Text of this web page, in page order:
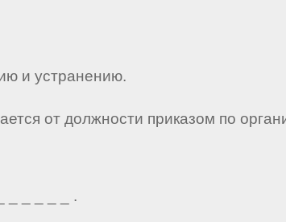
и устранению.
от должности приказом по
_ _ _ _ _ .